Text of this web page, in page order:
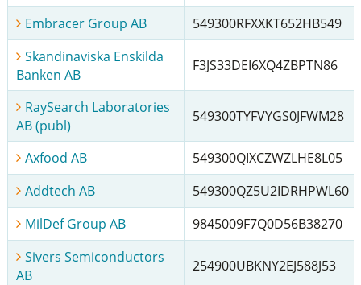
Embracer Group AB
549300RFXXKT652HB549
Skandinaviska Enskilda
Banken AB
F3JS33DEI6XQ4ZBPTN86
RaySearch Laboratories
AB (publ)
549300TYFVYGS0JFWM28
Axfood AB
549300QIXCZWZLHE8L05
Addtech AB
549300QZ5U2IDRHPWL60
MilDef Group AB
9845009F7Q0D56B38270
Sivers Semiconductors
AB
254900UBKNY2EJ588J53